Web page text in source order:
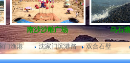
南沙沙雕广场 乌石塘景区
门渔港 沈家门滨港路 双合石壁